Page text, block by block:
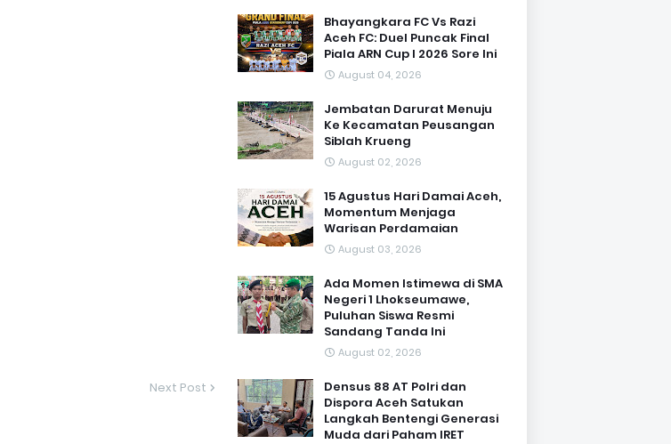
Next Post
Bhayangkara FC Vs Razi
Aceh FC: Duel Puncak Final
Piala ARN Cup I 2026 Sore Ini
August 04, 2026
Jembatan Darurat Menuju
Ke Kecamatan Peusangan
Siblah Krueng
August 02, 2026
15 Agustus Hari Damai Aceh,
Momentum Menjaga
Warisan Perdamaian
August 03, 2026
Ada Momen Istimewa di SMA
Negeri 1 Lhokseumawe,
Puluhan Siswa Resmi
Sandang Tanda Ini
August 02, 2026
Densus 88 AT Polri dan
Dispora Aceh Satukan
Langkah Bentengi Generasi
Muda dari Paham IRET